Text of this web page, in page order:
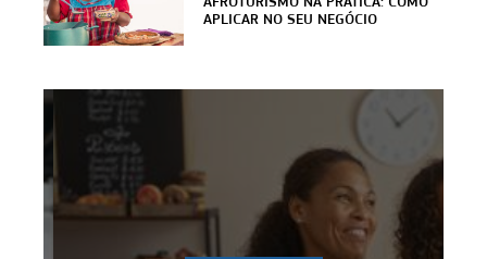
APLICAR NO SEU NEGÓCIO